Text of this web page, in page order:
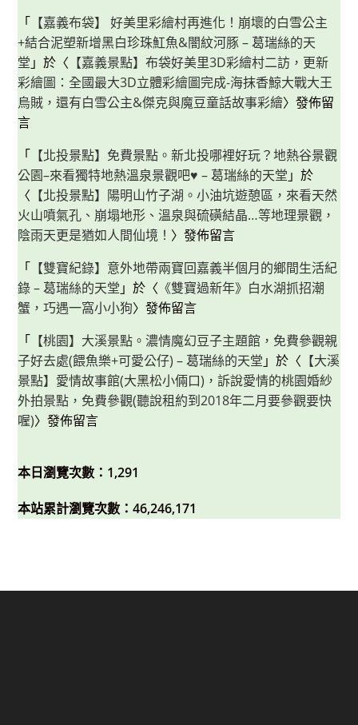
「 【嘉義布袋】 好美里彩繪村再進化！崩壞的白雪公主
+結合泥塑新增黑白珍珠魟魚&闇紋河豚 – 葛瑞絲的天
堂 」於〈 【嘉義景點】布袋好美里3D彩繪村二訪，更新
彩繪圖：全國最大3D立體彩繪圖完成-海抹香鯨大戰大王
烏賊，還有白雪公主&傑克與魔豆童話故事彩繪〉發佈留
言
「 【北投景點】免費景點。新北投哪裡好玩？地熱谷景觀
公園–來看獨特地熱溫泉景觀吧♥ – 葛瑞絲的天堂 」於
〈 【北投景點】陽明山竹子湖。小油坑遊憩區，來看天然
火山噴氣孔、崩塌地形、溫泉與硫磺結晶…等地理景觀，
陰雨天更是猶如人間仙境！ 〉發佈留言
「 【雙寶紀錄】意外地帶兩寶回嘉義半個月的鄉間生活紀
錄 – 葛瑞絲的天堂 」於〈 《雙寶過新年》白水湖抓招潮
蟹，巧遇一窩小小狗〉發佈留言
「 【桃園】大溪景點。濃情魔幻豆子主題館，免費參觀親
子好去處(餵魚樂+可愛公仔) – 葛瑞絲的天堂 」於〈 【大溪
景點】愛情故事館(大黑松小倆口)，訴說愛情的桃園婚紗
外拍景點，免費參觀(聽說租約到2018年二月要參觀要快
喔)〉發佈留言
本日瀏覽次數：1,291
本站累計瀏覽次數：46,246,171